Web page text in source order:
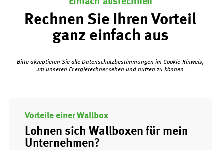
Einfach ausrechnen
Rechnen Sie Ihren Vorteil
ganz einfach aus
Bitte akzeptieren Sie alle Datenschutzbestimmungen im Cookie-Hinweis,
um unseren Energierechner sehen und nutzen zu können.
Vorteile einer Wallbox
Lohnen sich Wallboxen für mein
Unternehmen?